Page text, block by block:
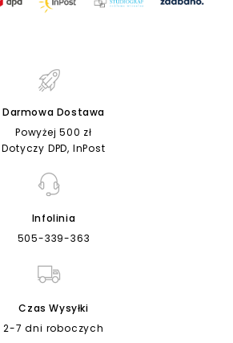
Darmowa Dostawa
Powyżej 500 zł
Dotyczy DPD, InPost
Infolinia
505-339-363
Czas Wysyłki
2-7 dni roboczych